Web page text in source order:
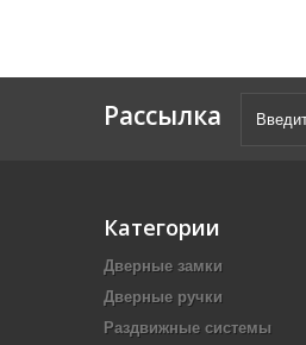
Рассылка
Категории
Дверные замки
Дверные ручки
Раздвижные системы